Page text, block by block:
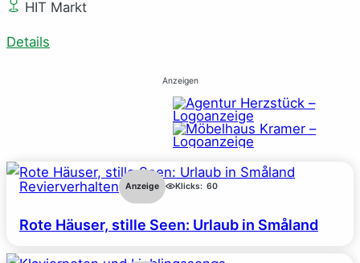
HIT Markt
Details
Anzeigen
Revierverhalten Anzeige Klicks: 60
Rote Häuser, stille Seen: Urlaub in Småland